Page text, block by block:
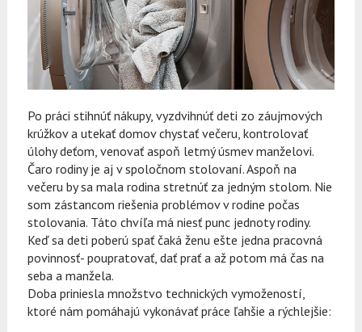
Po práci stihnúť nákupy, vyzdvihnúť deti zo záujmových
krúžkov a utekať domov chystať večeru, kontrolovať
úlohy deťom, venovať aspoň letmý úsmev manželovi.
Čaro rodiny je aj v spoločnom stolovaní. Aspoň na
večeru by sa mala rodina stretnúť za jedným stolom. Nie
som zástancom riešenia problémov v rodine počas
stolovania. Táto chvíľa má niesť punc jednoty rodiny.
Keď sa deti poberú spať čaká ženu ešte jedna pracovná
povinnosť- poupratovať, dať prať a až potom má čas na
seba a manžela.
Doba priniesla množstvo technických vymožeností,
ktoré nám pomáhajú vykonávať práce ľahšie a rýchlejšie: